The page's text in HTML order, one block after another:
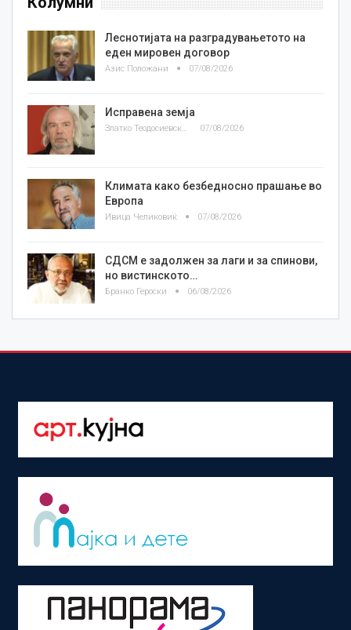
Леснотијата на разградувањетото на
еден мировен договор
Азис Положани 07/08/2026
Исправена земја
Златко Теодосиевски 07/08/2026
Климата како безбедносно прашање во
Европа
Ивица Челиковиќ 07/08/2026
СДСМ е задолжен за лаги и за спинови,
но вистинското…
Бранко Героски 06/08/2026